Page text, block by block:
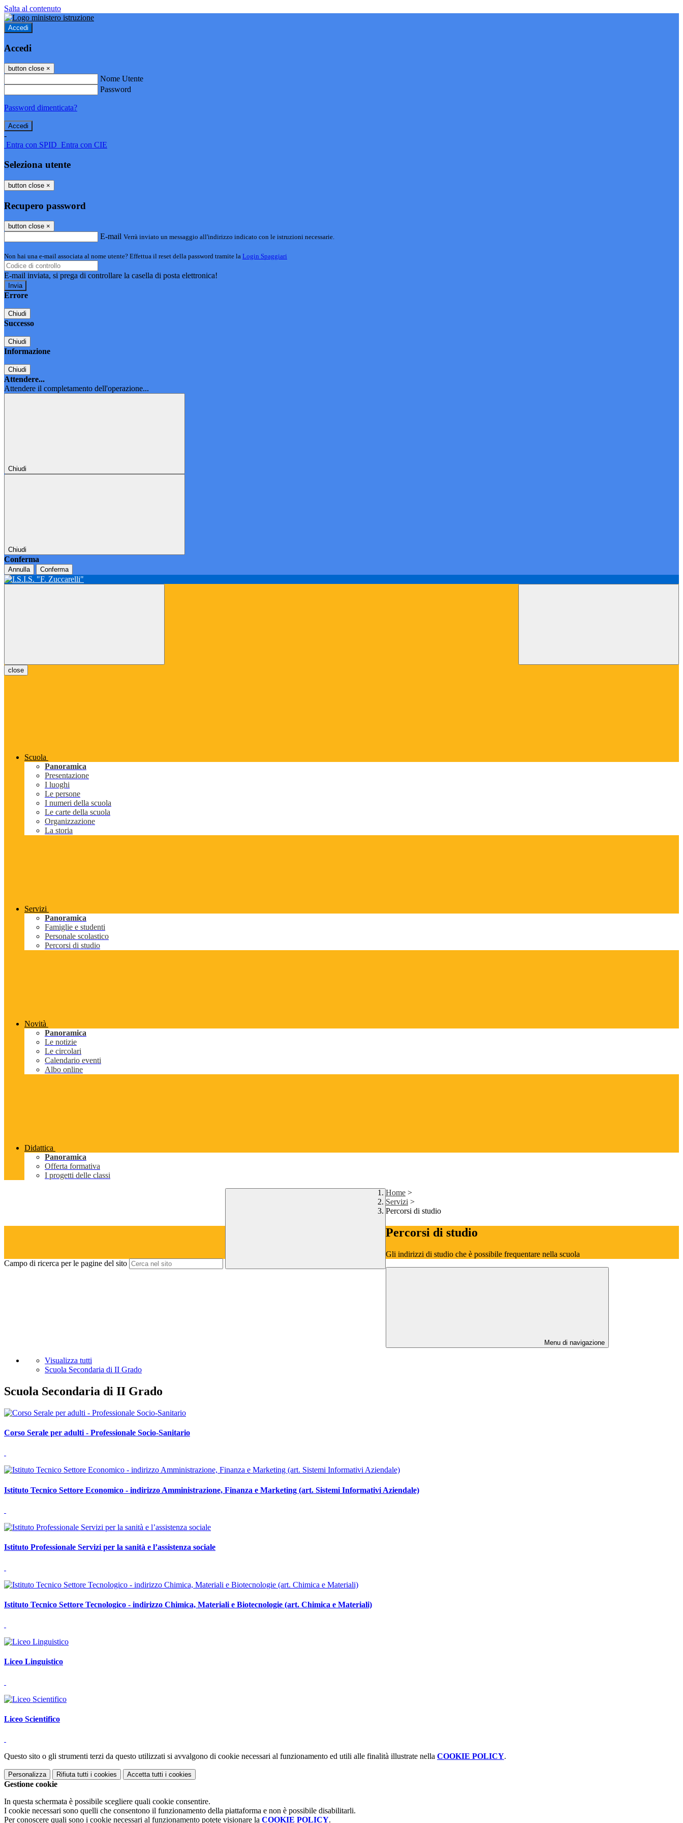
Salta al contenuto
Accedi
Accedi
button close ×
Nome Utente
Password
Password dimenticata?
-
Entra con SPID Entra con CIE
Seleziona utente
button close ×
Recupero password
button close ×
E-mail Verrà inviato un messaggio all'indirizzo indicato con le istruzioni necessarie.
Non hai una e-mail associata al nome utente? Effettua il reset della password tramite la Login Spaggiari
E-mail inviata, si prega di controllare la casella di posta elettronica!
Errore
Chiudi
Successo
Chiudi
Informazione
Chiudi
Attendere...
Attendere il completamento dell'operazione...
Chiudi
Chiudi
Conferma
Annulla Conferma
close
Scuola
Panoramica
Presentazione
I luoghi
Le persone
I numeri della scuola
Le carte della scuola
Organizzazione
La storia
Servizi
Panoramica
Famiglie e studenti
Personale scolastico
Percorsi di studio
Novità
Panoramica
Le notizie
Le circolari
Calendario eventi
Albo online
Didattica
Panoramica
Offerta formativa
I progetti delle classi
Campo di ricerca per le pagine del sito
Home >
Servizi >
Percorsi di studio
Percorsi di studio
Gli indirizzi di studio che è possibile frequentare nella scuola
Menu di navigazione
Visualizza tutti
Scuola Secondaria di II Grado
Scuola Secondaria di II Grado
Corso Serale per adulti - Professionale Socio-Sanitario
Istituto Tecnico Settore Economico - indirizzo Amministrazione, Finanza e Marketing (art. Sistemi Informativi Aziendale)
Istituto Professionale Servizi per la sanità e l’assistenza sociale
Istituto Tecnico Settore Tecnologico - indirizzo Chimica, Materiali e Biotecnologie (art. Chimica e Materiali)
Liceo Linguistico
Liceo Scientifico
Questo sito o gli strumenti terzi da questo utilizzati si avvalgono di cookie necessari al funzionamento ed utili alle finalità illustrate nella COOKIE POLICY.
Personalizza Rifiuta tutti i cookies Accetta tutti i cookies
Gestione cookie
In questa schermata è possibile scegliere quali cookie consentire.
I cookie necessari sono quelli che consentono il funzionamento della piattaforma e non è possibile disabilitarli.
Per conoscere quali sono i cookie necessari al funzionamento potete visionare la COOKIE POLICY.